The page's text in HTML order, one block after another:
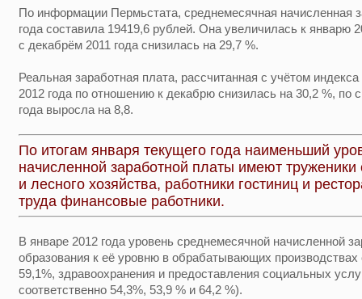
По информации Пермьстата, среднемесячная начисленная
года составила 19419,6 рублей. Она увеличилась к январю
с декабрём 2011 года снизилась на 29,7 %.
Реальная заработная плата, рассчитанная с учётом
2012 года по отношению к декабрю снизилась на 30,2 %, по
года выросла на 8,8.
По итогам января текущего года наименьший
начисленной заработной платы имеют труженики
и лесного хозяйства, работники гостиниц и
труда финансовые работники.
В январе 2012 года уровень среднемесячной начисленной
образования к её уровню в обрабатывающих производствах
59,1%, здравоохранения и предоставления социальных
соответственно 54,3%, 53,9 % и 64,2 %).